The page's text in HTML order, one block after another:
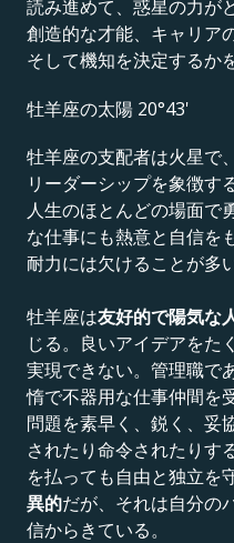
読み進めて、惑星の力が
創造的な才能、キャリア
そして機知を決定するか
牡羊座の太陽 20°43'
牡羊座の支配者は火星で、
リーダーシップを象徴す
人生のほとんどの場面で
な仕事にも熱意と自信を
耐力には欠けることが多い
牡羊座は友好的で陽気な
じる。良いアイデアをた
実現できない。管理職で
惰で不器用な仕事仲間を
問題を素早く、鋭く、妥
されたり命令されたりす
を払っても自由と独立を
異的だが、それは自分の
信からきている。